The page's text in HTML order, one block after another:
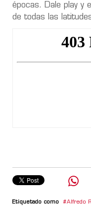
épocas. Dale play y
de todas las
Etiquetado como Alfredo